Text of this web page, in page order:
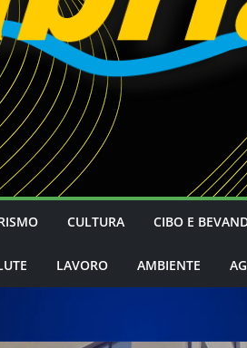
CULTURA CIBO E
LAVORO AMBIENTE